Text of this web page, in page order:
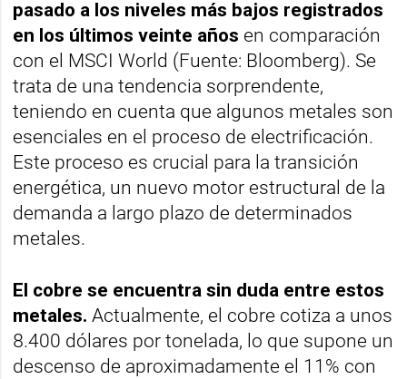
pasado a los niveles más bajos registrados
en los últimos veinte años en comparación
con el MSCI World (Fuente: Bloomberg). Se
trata de una tendencia sorprendente,
teniendo en cuenta que algunos metales son
esenciales en el proceso de electrificación.
Este proceso es crucial para la transición
energética, un nuevo motor estructural de la
demanda a largo plazo de determinados
metales.
El cobre se encuentra sin duda entre estos
metales. Actualmente, el cobre cotiza a unos
8.400 dólares por tonelada, lo que supone un
descenso de aproximadamente el 11% con